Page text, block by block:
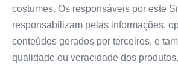
costumes. Os responsáveis por este
responsabilizam pelas informações,
conteúdos gerados por terceiros, e
qualidade ou veracidade dos